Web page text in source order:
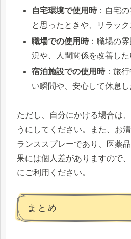
自宅環境で使用時：自宅
と思ったときや、リラック
職場での使用時：職場の
況や、人間関係を改善した
宿泊施設での使用時：旅
い瞬間や、安心して休息し
ただし、自分にかける場合は
うにしてください。また、お
ランススプレーであり、医薬
果には個人差がありますので
にご利用ください。
まとめ